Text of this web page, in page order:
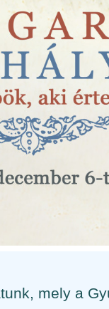
mely a